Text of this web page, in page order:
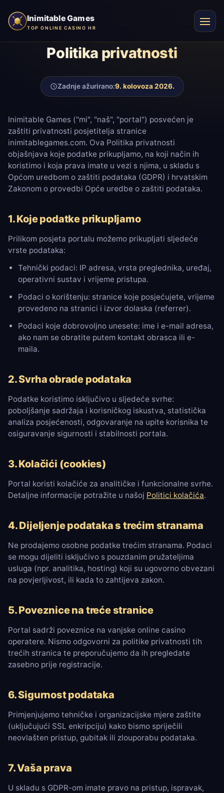
€
Inimitable Games
TOP ONLINE CASINO HR
Politika privatnosti
Zadnje ažurirano:9. kolovoza 2026.
Inimitable Games ("mi", "naš", "portal") posvećen je
zaštiti privatnosti posjetitelja stranice
inimitablegames.com. Ova Politika privatnosti
objašnjava koje podatke prikupljamo, na koji način ih
koristimo i koja prava imate u vezi s njima, u skladu s
Općom uredbom o zaštiti podataka (GDPR) i hrvatskim
Zakonom o provedbi Opće uredbe o zaštiti podataka.
1. Koje podatke prikupljamo
Prilikom posjeta portalu možemo prikupljati sljedeće
vrste podataka:
Tehnički podaci: IP adresa, vrsta preglednika, uređaj,
operativni sustav i vrijeme pristupa.
Podaci o korištenju: stranice koje posjećujete, vrijeme
provedeno na stranici i izvor dolaska (referrer).
Podaci koje dobrovoljno unesete: ime i e-mail adresa,
ako nam se obratite putem kontakt obrasca ili e-
maila.
2. Svrha obrade podataka
Podatke koristimo isključivo u sljedeće svrhe:
poboljšanje sadržaja i korisničkog iskustva, statistička
analiza posjećenosti, odgovaranje na upite korisnika te
osiguravanje sigurnosti i stabilnosti portala.
3. Kolačići (cookies)
Portal koristi kolačiće za analitičke i funkcionalne svrhe.
Detaljne informacije potražite u našoj Politici kolačića.
4. Dijeljenje podataka s trećim stranama
Ne prodajemo osobne podatke trećim stranama. Podaci
se mogu dijeliti isključivo s pouzdanim pružateljima
usluga (npr. analitika, hosting) koji su ugovorno obvezani
na povjerljivost, ili kada to zahtijeva zakon.
5. Poveznice na treće stranice
Portal sadrži poveznice na vanjske online casino
operatere. Nismo odgovorni za politike privatnosti tih
trećih stranica te preporučujemo da ih pregledate
zasebno prije registracije.
6. Sigurnost podataka
Primjenjujemo tehničke i organizacijske mjere zaštite
(uključujući SSL enkripciju) kako bismo spriječili
neovlašten pristup, gubitak ili zlouporabu podataka.
7. Vaša prava
U skladu s GDPR-om imate pravo na pristup, ispravak,